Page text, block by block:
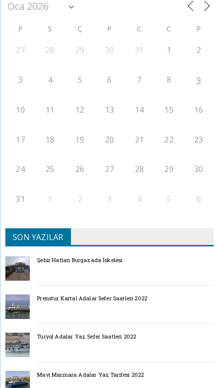
P S Ç P C C P
27 28 29 30 31 1 2
3 4 5 6 7 8 9
10 11 12 13 14 15 16
17 18 19 20 21 22 23
24 25 26 27 28 29 30
31 1 2 3 4 5 6
SON YAZILAR
Şehir Hatları Burgazada İskelesi
Prenstur Kartal Adalar Sefer Saatleri 2022
Turyol Adalar Yaz Sefer Saatleri 2022
Mavi Marmara Adalar Yaz Tarifesi 2022